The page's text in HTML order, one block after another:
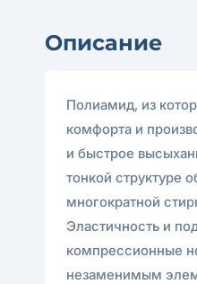
Описание
Полиамид, из
комфорта и
и быстрое
тонкой структуре
многократной
Эластичность и
компрессионные
незаменимым